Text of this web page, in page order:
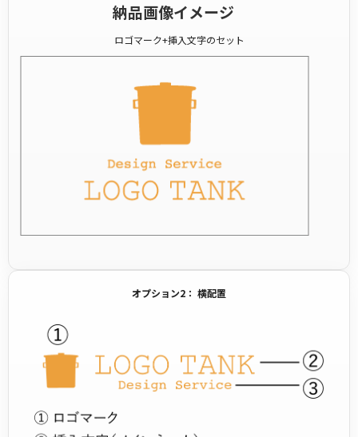
納品画像イメージ
ロゴマーク+挿入文字のセット
オプション2： 横配置